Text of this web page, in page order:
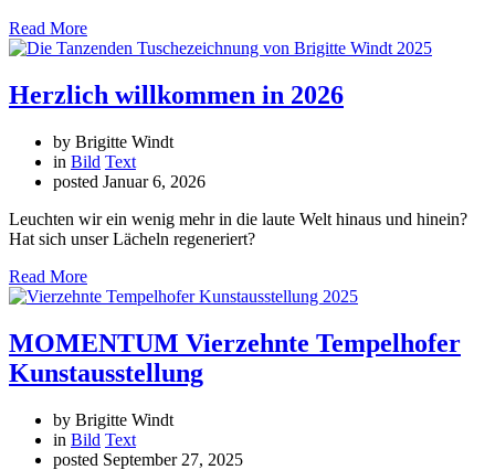
Read More
Herzlich willkommen in 2026
by Brigitte Windt
in Bild Text
posted Januar 6, 2026
Leuchten wir ein wenig mehr in die laute Welt hinaus und hinein?
Hat sich unser Lächeln regeneriert?
Read More
MOMENTUM Vierzehnte Tempelhofer
Kunstausstellung
by Brigitte Windt
in Bild Text
posted September 27, 2025